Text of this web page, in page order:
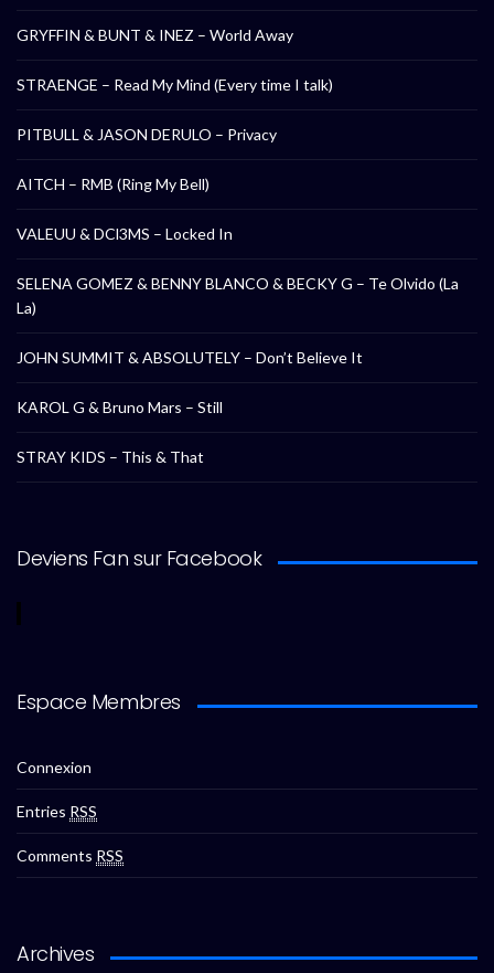
GRYFFIN & BUNT & INEZ – World Away
STRAENGE – Read My Mind (Every time I talk)
PITBULL & JASON DERULO – Privacy
AITCH – RMB (Ring My Bell)
VALEUU & DCl3MS – Locked In
SELENA GOMEZ & BENNY BLANCO & BECKY G – Te Olvido (La
La)
JOHN SUMMIT & ABSOLUTELY – Don’t Believe It
KAROL G & Bruno Mars – Still
STRAY KIDS – This & That
Deviens Fan sur Facebook
Espace Membres
Connexion
Entries RSS
Comments RSS
Archives